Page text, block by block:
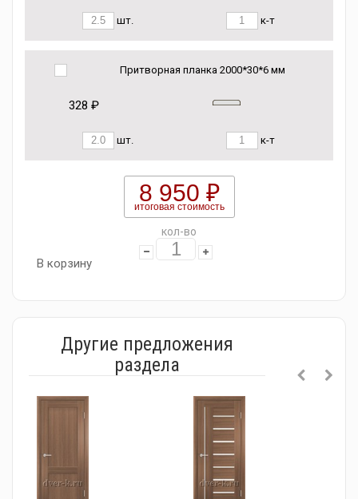
шт. к-т
Притворная планка 2000*30*6 мм
328 ₽
шт. к-т
8 950 ₽
итоговая стоимость
кол-во
В корзину
Другие предложения
раздела